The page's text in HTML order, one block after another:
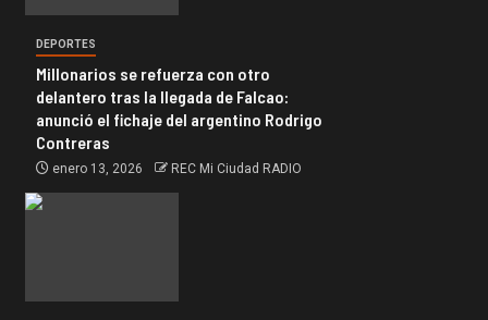
DEPORTES
Millonarios se refuerza con otro
delantero tras la llegada de Falcao:
anunció el fichaje del argentino Rodrigo
Contreras
enero 13, 2026 REC Mi Ciudad RADIO